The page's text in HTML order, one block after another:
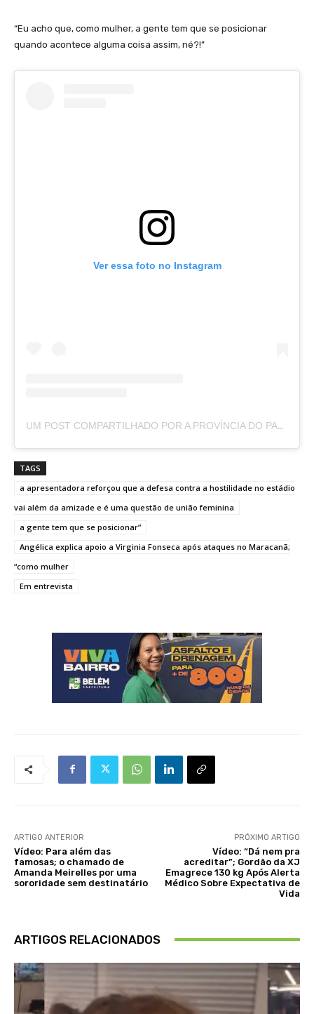
“Eu acho que, como mulher, a gente tem que se posicionar
quando acontece alguma coisa assim, né?!”
Ver essa foto no Instagram
UM POST COMPARTILHADO POR A PROVÍNCIA DO PARÁ (@APROVINCIADOPARA)
TAGS
a apresentadora reforçou que a defesa contra a hostilidade no estádio
vai além da amizade e é uma questão de união feminina
a gente tem que se posicionar”
Angélica explica apoio a Virginia Fonseca após ataques no Maracanã;
“como mulher
Em entrevista
ARTIGO ANTERIOR
Vídeo: Para além das
famosas; o chamado de
Amanda Meirelles por uma
sororidade sem destinatário
PRÓXIMO ARTIGO
Vídeo: “Dá nem pra
acreditar”; Gordão da XJ
Emagrece 130 kg Após Alerta
Médico Sobre Expectativa de
Vida
ARTIGOS RELACIONADOS